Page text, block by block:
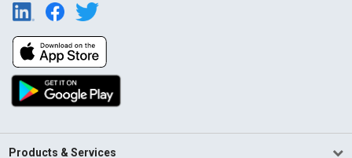
Products & Services